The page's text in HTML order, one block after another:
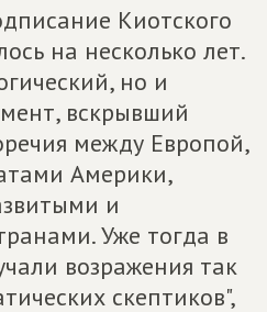
Киотского
на несколько лет.
но и
вскрывший
между Европой,
Америки,
и
Уже тогда в
возражения так
скептиков",